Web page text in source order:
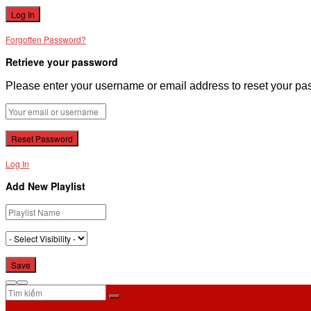
Forgotten Password?
Retrieve your password
Please enter your username or email address to reset your
Log In
Add New Playlist